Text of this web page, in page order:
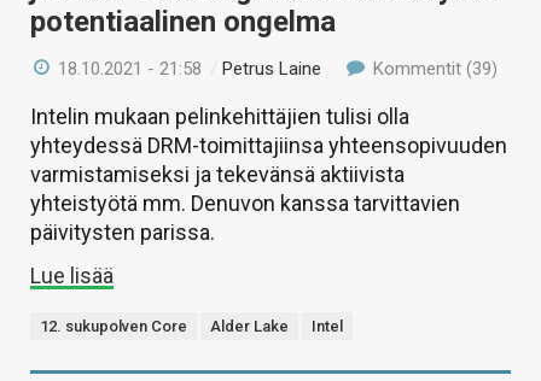
potentiaalinen ongelma
18.10.2021 - 21:58 /Petrus Laine Kommentit (39)
Intelin mukaan pelinkehittäjien tulisi olla
yhteydessä DRM-toimittajiinsa yhteensopivuuden
varmistamiseksi ja tekevänsä aktiivista
yhteistyötä mm. Denuvon kanssa tarvittavien
päivitysten parissa.
Lue lisää
12. sukupolven Core Alder Lake Intel